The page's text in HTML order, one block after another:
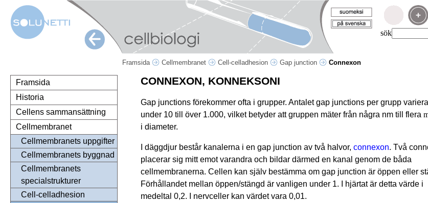
sök
Framsida Cellmembranet Cell-celladhesion Gap junction Connexon
Framsida
Historia
Cellens sammansättning
Cellmembranet
Cellmembranets uppgifter
Cellmembranets byggnad
Cellmembranets
specialstrukturer
Cell-celladhesion
CONNEXON, KONNEKSONI
Gap junctions förekommer ofta i grupper. Antalet gap junctions per grupp
under 10 till över 1.000, vilket betyder att gruppen mäter från några nm till flera
i diameter.
I däggdjur består kanalerna i en gap junction av två halvor, connexon. Två
placerar sig mitt emot varandra och bildar därmed en kanal genom de båda
cellmembranerna. Cellen kan själv bestämma om gap junction är öppen eller
Förhållandet mellan öppen/stängd är vanligen under 1. I hjärtat är detta värde i
medeltal 0,2. I nervceller kan värdet vara 0,01.